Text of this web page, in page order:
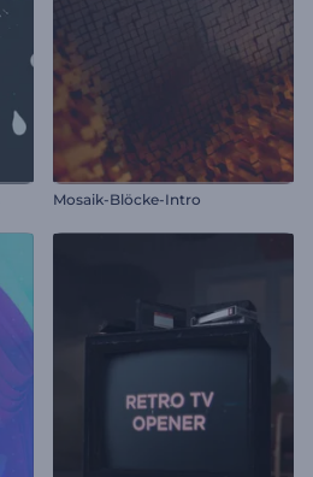
Mosaik-Blöcke-Intro